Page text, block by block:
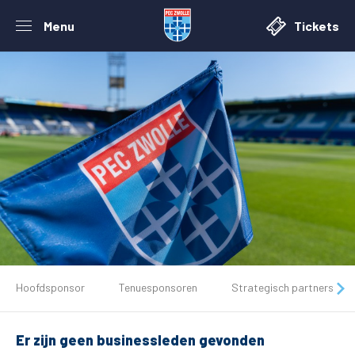
Menu Tickets
Tickets
Matchdays
Hoofdsponsor Tenuesponsoren Strategisch partners
Er zijn geen businessleden gevonden